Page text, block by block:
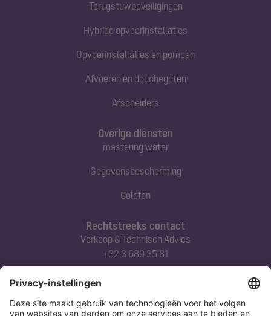
Terugstuwbeveiligingen
Hybride opvoerinstallaties
Opvoerinstallaties en pompen
Afvoeren en douchegoten
Afscheiders
Rechtstreeks contact
Verkoop & Technisch Advies
+32 3 689 35 81
Abonneert u zich op onze nieuwsbrief
Overige diensten
mastering water
Gegevensbescherming
Colofon